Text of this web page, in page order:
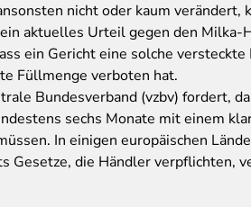
nicht oder kaum verändert,
aktuelles Urteil gegen den
ein Gericht eine solche
Füllmenge verboten hat.
Bundesverband (vzbv) fordert,
sechs Monate mit einem
In einigen europäischen
Gesetze, die Händler verpflichten,